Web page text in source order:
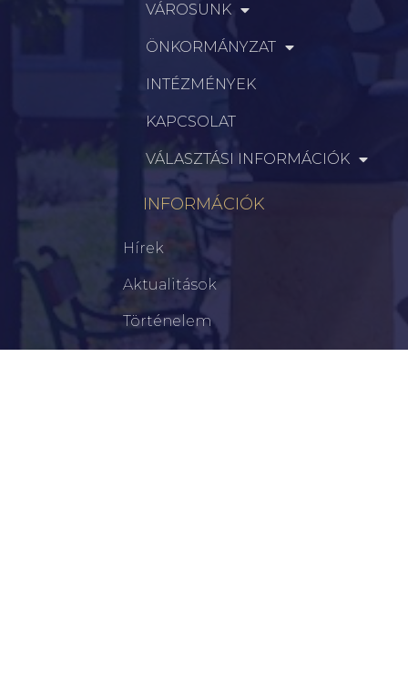
VÁROSUNK
ÖNKORMÁNYZAT
INTÉZMÉNYEK
KAPCSOLAT
VÁLASZTÁSI INFORMÁCIÓK
INFORMÁCIÓK
Hírek
Aktualitások
Történelem